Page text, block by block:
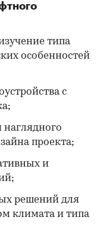
типа
особенностей
с
наглядного
проекта;
и
решений для
климата и типа